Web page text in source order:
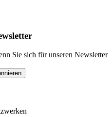
Sie sich für unseren Newsletter